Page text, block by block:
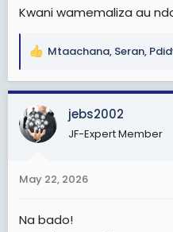
Kwani wamemaliza au
R
a
c
t
i
s
Mtaachana, Seran,
jebs2002
JF-Expert Member
May 22, 2026
Na bado!